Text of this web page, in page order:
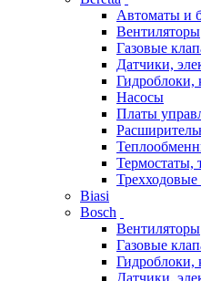
Автоматы и
Вентиляторы
Газовые
Датчики,
Гидроблоки,
Насосы
Платы
Термостаты,
Biasi
Bosch
Вентиляторы
Газовые
Гидроблоки,